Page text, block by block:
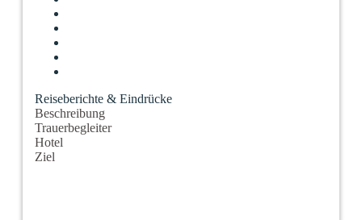
Reiseberichte & Eindrücke
Beschreibung
Trauerbegleiter
Hotel
Ziel